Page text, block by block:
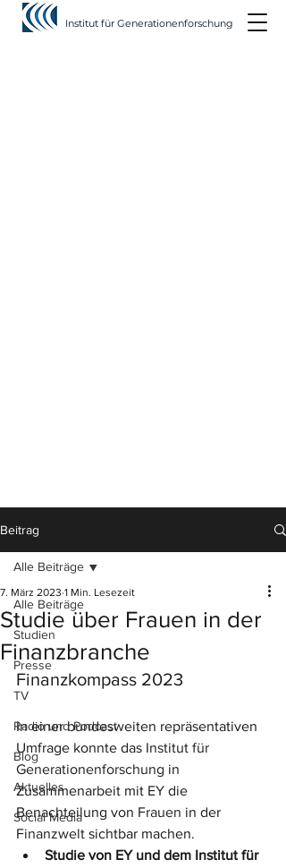
Institut für Generationenforschung
Beitrag
Alle Beiträge
Studien
Presse
TV
Radio und Podcast
Blog
Aktuelles
Social Media
Alle Beiträge
Studie über Frauen in der
Finanzbranche
7. März 2023 1 Min. Lesezeit
Finanzkompass 2023
In einer bundesweiten repräsentativen
Umfrage konnte das Institut für
Generationenforschung in
Zusammenarbeit mit EY die
Benachteilung von Frauen in der
Finanzwelt sichtbar machen.
Studie von EY und dem Institut für